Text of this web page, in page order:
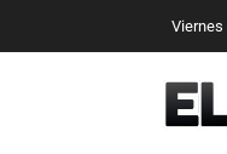
Viernes